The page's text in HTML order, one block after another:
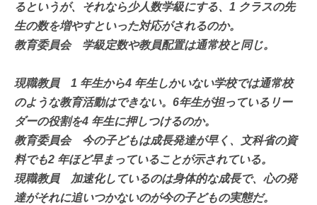
るというが、それなら少人数学級にする、1 クラスの先
生の数を増やすといった対応がされるのか。
教育委員会 学級定数や教員配置は通常校と同じ。
現職教員 1 年生から4 年生しかいない学校では通常校
のような教育活動はできない。6年生が担っているリー
ダーの役割を4 年生に押しつけるのか。
教育委員会 今の子どもは成長発達が早く、文科省の資
料でも2 年ほど早まっていることが示されている。
現職教員 加速化しているのは身体的な成長で、心の発
達がそれに追いつかないのが今の子どもの実態だ。